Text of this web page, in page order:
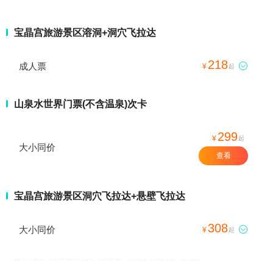
宝晶宫旅游景区溶洞+洞穴飞拉达
成人票 ¥ 218起 
山泉水世界门票(不含温泉)次卡
大小同价
¥ 299起
查看
宝晶宫旅游景区洞穴飞拉达+悬壁飞拉达
大小同价 ¥308起 